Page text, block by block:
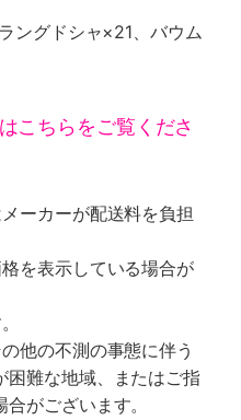
ングドシャ×21、バウム
こちらをご覧くださ
ーカーが配送料を負担
を表示している場合が
他の不測の事態に伴う
困難な地域、またはご指
がございます。